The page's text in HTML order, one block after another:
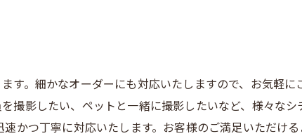
す。細かなオーダーにも対応いたしますので、お気軽に
撮影したい、ペットと一緒に撮影したいなど、様々な
かつ丁寧に対応いたします。お客様のご満足いただけ